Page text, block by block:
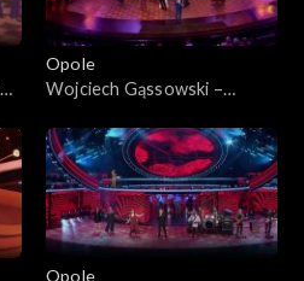
Opole
Wojciech Gąssowski –
prywatki”. 62. KFPP: Koncert
„Zróbmy więc prywatkę”
Opole